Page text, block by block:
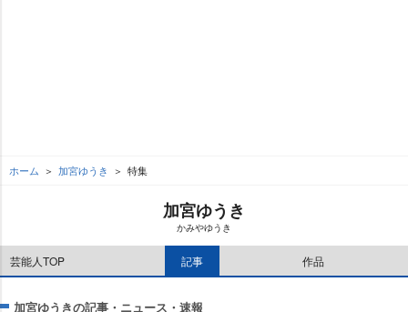
ホーム 加宮ゆうき 特集
加宮ゆうき
かみやゆうき
芸能人TOP 記事 作品
加宮ゆうきの記事・ニュース・速報